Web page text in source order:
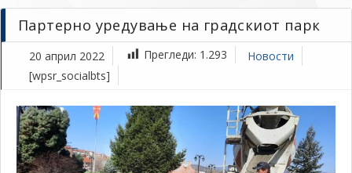
Партерно уредување на градскиот парк
20 април 2022 Прегледи: 1.293
Новости
[wpsr_socialbts]